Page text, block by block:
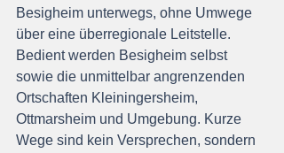
Besigheim unterwegs, ohne Umwege
über eine überregionale Leitstelle.
Bedient werden Besigheim selbst
sowie die unmittelbar angrenzenden
Ortschaften Kleiningersheim,
Ottmarsheim und Umgebung. Kurze
Wege sind kein Versprechen, sondern